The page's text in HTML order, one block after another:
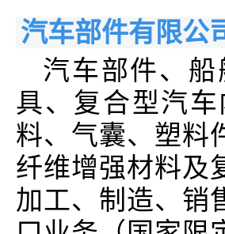
汽车部件有限公
汽车部件、
具、复合型汽
料、气囊、塑料
纤维增强材料及
加工、制造、销